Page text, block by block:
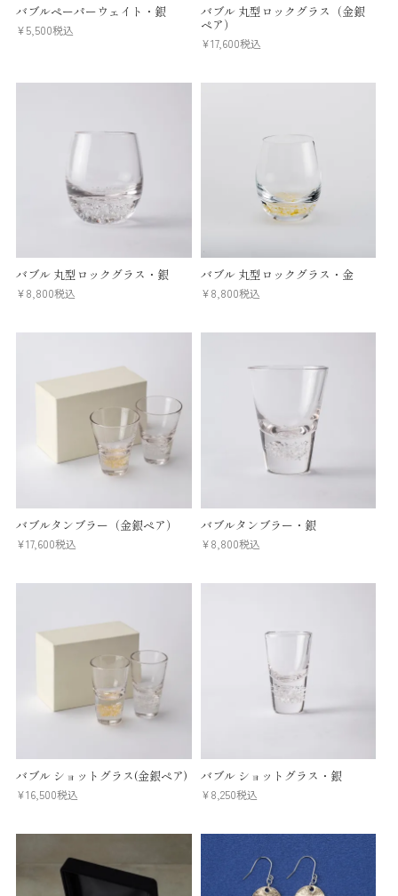
バブルペーパーウェイト・銀
¥5,500税込
バブル 丸型ロックグラス（金銀
ペア）
¥17,600税込
バブル 丸型ロックグラス・銀
¥8,800税込
バブル 丸型ロックグラス・金
¥8,800税込
バブルタンブラー（金銀ペア）
¥17,600税込
バブルタンブラー・銀
¥8,800税込
バブル ショットグラス(金銀ペア)
¥16,500税込
バブル ショットグラス・銀
¥8,250税込